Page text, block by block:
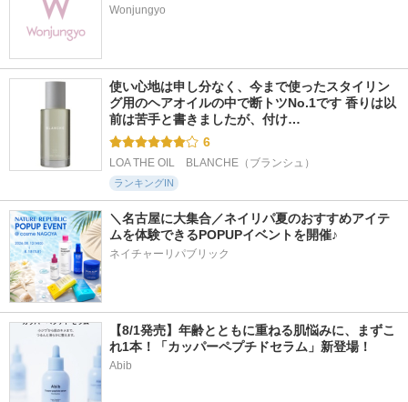
Wonjungyo
使い心地は申し分なく、今まで使ったスタイリン
グ用のヘアオイルの中で断トツNo.1です 香りは以
前は苦手と書きましたが、付け…
6
LOA THE OIL　BLANCHE（ブランシュ）
ランキングIN
＼名古屋に大集合／ネイリパ夏のおすすめアイテ
ムを体験できるPOPUPイベントを開催♪
ネイチャーリパブリック
【8/1発売】年齢とともに重ねる肌悩みに、まずこ
れ1本！「カッパーペプチドセラム」新登場！
Abib